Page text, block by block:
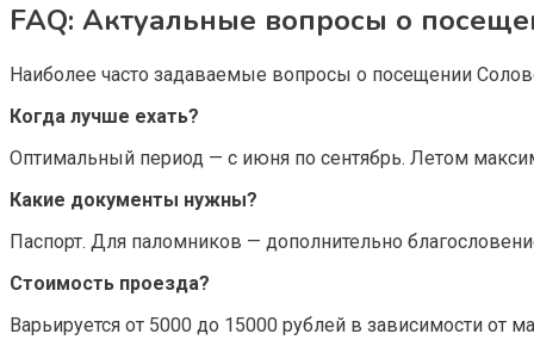
FAQ: Актуальные вопросы о
Наиболее часто задаваемые вопросы о посещении
Когда лучше ехать?
Оптимальный период — с июня по сентябрь. Летом
Какие документы нужны?
Паспорт. Для паломников — дополнительно
Стоимость проезда?
Варьируется от 5000 до 15000 рублей в зависимости от